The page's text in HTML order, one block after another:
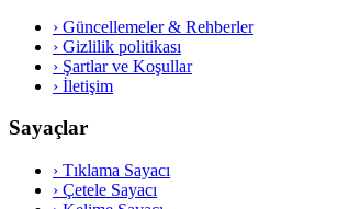
› Güncellemeler & Rehberler
› Gizlilik politikası
› Şartlar ve Koşullar
› İletişim
Sayaçlar
› Tıklama Sayacı
› Çetele Sayacı